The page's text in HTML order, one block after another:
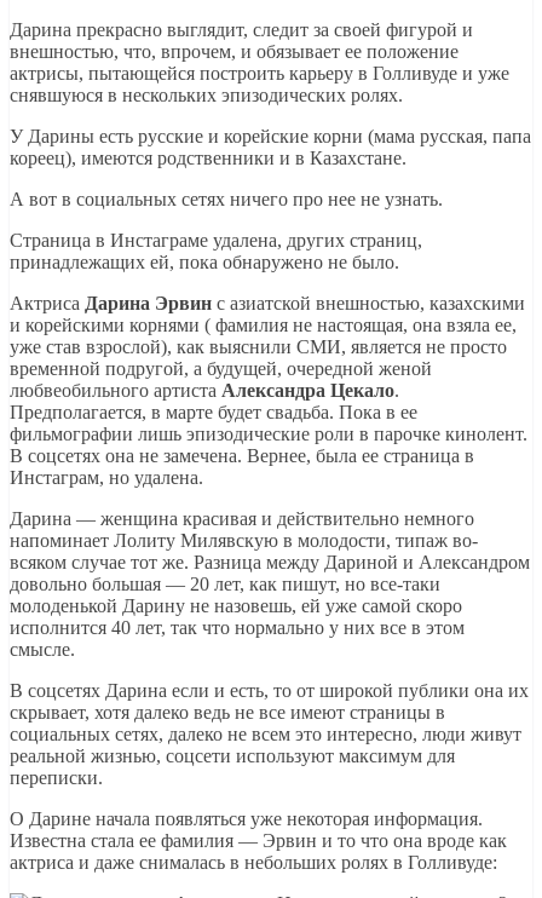
Дарина прекрасно выглядит, следит за своей фигурой и
внешностью, что, впрочем, и обязывает ее положение
актрисы, пытающейся построить карьеру в Голливуде и уже
снявшуюся в нескольких эпизодических ролях.
У Дарины есть русские и корейские корни (мама русская, папа
кореец), имеются родственники и в Казахстане.
А вот в социальных сетях ничего про нее не узнать.
Страница в Инстаграме удалена, других страниц,
принадлежащих ей, пока обнаружено не было.
Актриса Дарина Эрвин с азиатской внешностью, казахскими
и корейскими корнями ( фамилия не настоящая, она взяла ее,
уже став взрослой), как выяснили СМИ, является не просто
временной подругой, а будущей, очередной женой
любвеобильного артиста Александра Цекало.
Предполагается, в марте будет свадьба. Пока в ее
фильмографии лишь эпизодические роли в парочке кинолент.
В соцсетях она не замечена. Вернее, была ее страница в
Инстаграм, но удалена.
Дарина — женщина красивая и действительно немного
напоминает Лолиту Милявскую в молодости, типаж во-
всяком случае тот же. Разница между Дариной и Александром
довольно большая — 20 лет, как пишут, но все-таки
молоденькой Дарину не назовешь, ей уже самой скоро
исполнится 40 лет, так что нормально у них все в этом
смысле.
В соцсетях Дарина если и есть, то от широкой публики она их
скрывает, хотя далеко ведь не все имеют страницы в
социальных сетях, далеко не всем это интересно, люди живут
реальной жизнью, соцсети используют максимум для
переписки.
О Дарине начала появляться уже некоторая информация.
Известна стала ее фамилия — Эрвин и то что она вроде как
актриса и даже снималась в небольших ролях в Голливуде: